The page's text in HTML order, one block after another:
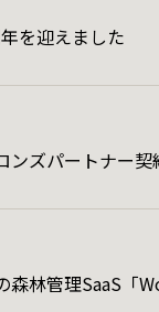
News
お知
Recruit
採用
ある
出来
を迎えました
ンズパートナー
森林管理SaaS「